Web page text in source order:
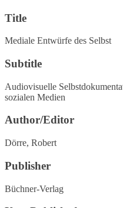
Title
Mediale Entwürfe des Selbst
Subtitle
Audiovisuelle
sozialen Medien
Author/Editor
Dörre, Robert
Publisher
Büchner-Verlag